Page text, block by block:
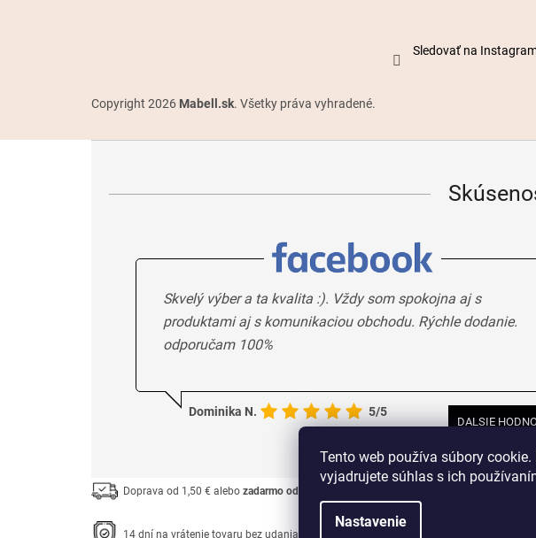
Tento web používa súbory
vyjadrujete súhlas s ich
Nastavenie
Sledovať na
Copyright 2026 Mabell.sk. Všetky práva vyhradené.
Skvelý výber a ta kvalita :). Vždy som spokojna aj s
produktami aj s komunikaciou obchodu. Rýchle dodanie.
odporučam 100%
Dominika N. 5/5
DALSIE
Doprava od 1,50 € alebo zadarmo od 33 €
14 dní na vrátenie tovaru bez udania dôvodu